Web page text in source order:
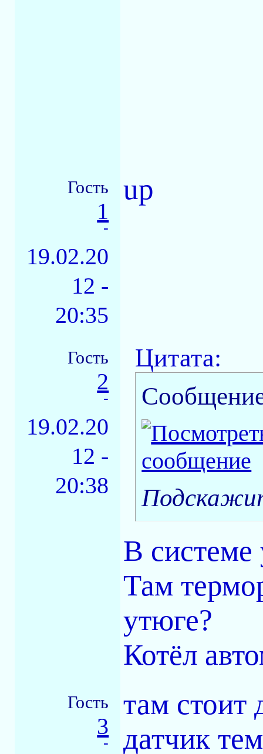
Гость
1
-
19.02.20
12 -
20:35
up
Гость
2
-
19.02.20
12 -
20:38
Цитата:
В системе
Там
утюге?
Котёл
Гость
3
-
там стоит
датчик